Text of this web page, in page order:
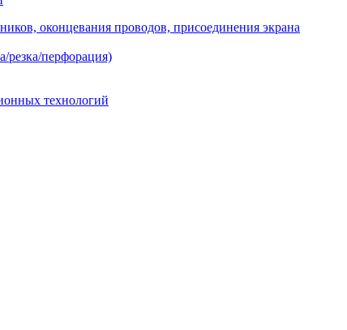
оконцевания проводов, присоединения экрана
резка/перфорация)
технологий